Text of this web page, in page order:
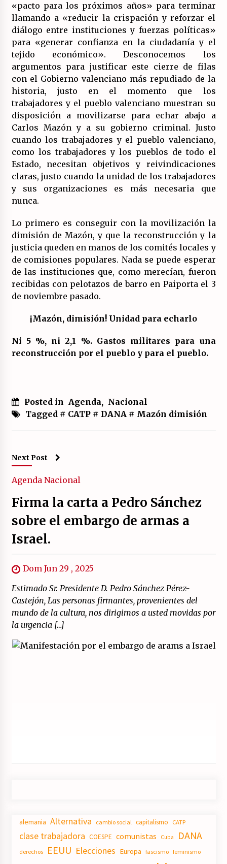
«pacto para los próximos años» para terminar
llamando a «reducir la crispación y reforzar el
diálogo entre instituciones y fuerzas políticas»
para «generar confianza en la ciudadanía y el
tejido económico». Desconocemos los
argumentos para justificar este cierre de filas
con el Gobierno valenciano más repudiado de la
historia, justo en el momento que los
trabajadores y el pueblo valenciano muestran su
disposición a movilizarse para echar abajo a
Carlos Mazón y a su gobierno criminal. Justo
cuando los trabajadores y el pueblo valenciano,
como los trabajadores y los pueblos de todo el
Estado, necesitan objetivos y reivindicaciones
claras, justo cuando la unidad de los trabajadores
y sus organizaciones es más necesaria que
nunca.
Lo primero es conseguir con la movilización la
dimisión de Mazón, y que la reconstrucción y la
justicia queden en manos de los comités locales y
de comisiones populares. Nada se puede esperar
de las instituciones que, como merecían, fueron
recibidas con pelotazos de barro en Paiporta el 3
de noviembre pasado.
¡Mazón, dimisión! Unidad para echarlo
Ni 5 %, ni 2,1 %. Gastos militares para una
reconstrucción por el pueblo y para el pueblo.
Posted in Agenda, Nacional
Tagged # CATP# DANA# Mazón dimisión
Next Post
Agenda Nacional
Firma la carta a Pedro Sánchez
sobre el embargo de armas a
Israel.
Dom Jun 29 , 2025
Estimado Sr. Presidente D. Pedro Sánchez Pérez-
Castejón, Las personas firmantes, provenientes del
mundo de la cultura, nos dirigimos a usted movidas por
la urgencia […]
alemania Alternativa cambio social capitalismo CATP
clase trabajadora COESPE comunistas Cuba DANA
derechos EEUU Elecciones Europa fascismo feminismo